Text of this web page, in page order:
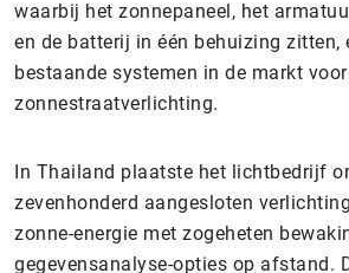
waarbij het zonnepaneel, het
en de batterij in één behuizing zitten,
bestaande systemen in de markt voor
zonnestraatverlichting.
In Thailand plaatste het lichtbedrijf
zevenhonderd aangesloten
zonne-energie met zogeheten
gegevensanalyse-opties op afstand.